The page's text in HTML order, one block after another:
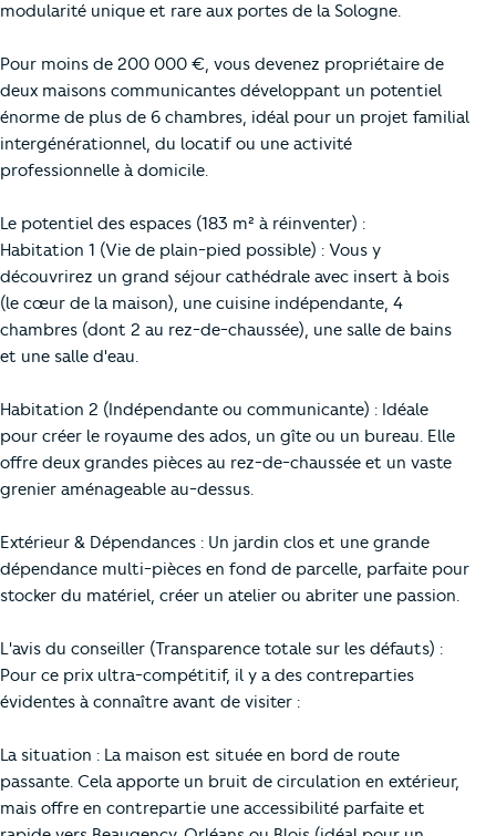
modularité unique et rare aux portes de la Sologne.
Pour moins de 200 000 €, vous devenez propriétaire de
deux maisons communicantes développant un potentiel
énorme de plus de 6 chambres, idéal pour un projet familial
intergénérationnel, du locatif ou une activité
professionnelle à domicile.
Le potentiel des espaces (183 m² à réinventer) :
Habitation 1 (Vie de plain-pied possible) : Vous y
découvrirez un grand séjour cathédrale avec insert à bois
(le cœur de la maison), une cuisine indépendante, 4
chambres (dont 2 au rez-de-chaussée), une salle de bains
et une salle d'eau.
Habitation 2 (Indépendante ou communicante) : Idéale
pour créer le royaume des ados, un gîte ou un bureau. Elle
offre deux grandes pièces au rez-de-chaussée et un vaste
grenier aménageable au-dessus.
Extérieur & Dépendances : Un jardin clos et une grande
dépendance multi-pièces en fond de parcelle, parfaite pour
stocker du matériel, créer un atelier ou abriter une passion.
L'avis du conseiller (Transparence totale sur les défauts) :
Pour ce prix ultra-compétitif, il y a des contreparties
évidentes à connaître avant de visiter :
La situation : La maison est située en bord de route
passante. Cela apporte un bruit de circulation en extérieur,
mais offre en contrepartie une accessibilité parfaite et